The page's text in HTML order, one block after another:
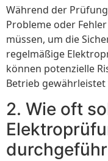
Während der
Probleme oder
müssen, um die
regelmäßige
können potenzielle
Betrieb gewährleistet
2. Wie oft